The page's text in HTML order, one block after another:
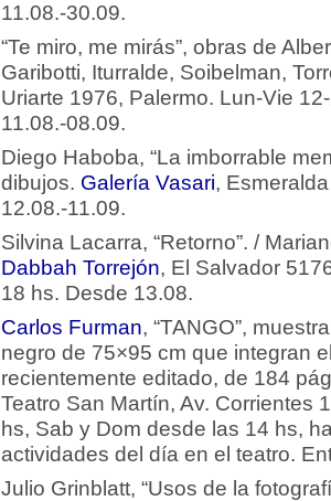
11.08.-30.09.
“Te miro, me mirás”, obras de
Garibotti, Iturralde, Soibelman,
Uriarte 1976, Palermo. Lun-Vie
11.08.-08.09.
Diego Haboba, “La imborrable
dibujos. Galería Vasari,
12.08.-11.09.
Silvina Lacarra, “Retorno”. /
Dabbah Torrejón, El Salvador
18 hs. Desde 13.08.
Carlos Furman, “TANGO”,
negro de 75×95 cm que integran
recientemente editado, de 184
Teatro San Martín, Av. Corrientes
hs, Sab y Dom desde las 14 hs,
actividades del día en el teatro.
Julio Grinblatt, “Usos de la